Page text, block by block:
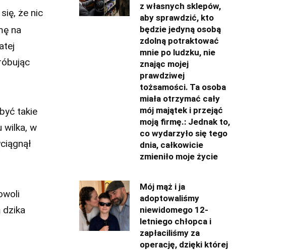
że nic
na
takie
wilka, w
dzika
z własnych sklepów,
aby sprawdzić, kto
będzie jedyną osobą
zdolną potraktować
mnie po ludzku, nie
znając mojej
prawdziwej
tożsamości. Ta osoba
miała otrzymać cały
mój majątek i przejąć
moją firmę.: Jednak to,
co wydarzyło się tego
dnia, całkowicie
zmieniło moje życie
Mój mąż i ja
adoptowaliśmy
niewidomego 12-
letniego chłopca i
zapłaciliśmy za
operację, dzięki której